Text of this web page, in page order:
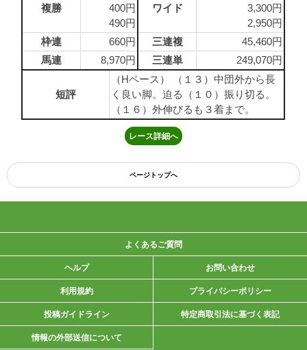
複勝
400円
490円
ワイド
3,300円
2,950円
枠連
660円 三連複
45,460円
馬連
8,970円 三連単 249,070円
短評
（Hペース） （１３）中団外から長
く良い脚。迫る（１０）振り切る。
（１６）外伸びるも３着まで。
レース詳細へ
ページトップへ
よくあるご質問
ヘルプ お問い合わせ
利用規約 プライバシーポリシー
投稿ガイドライン 特定商取引法に基づく表記
情報の外部送信について